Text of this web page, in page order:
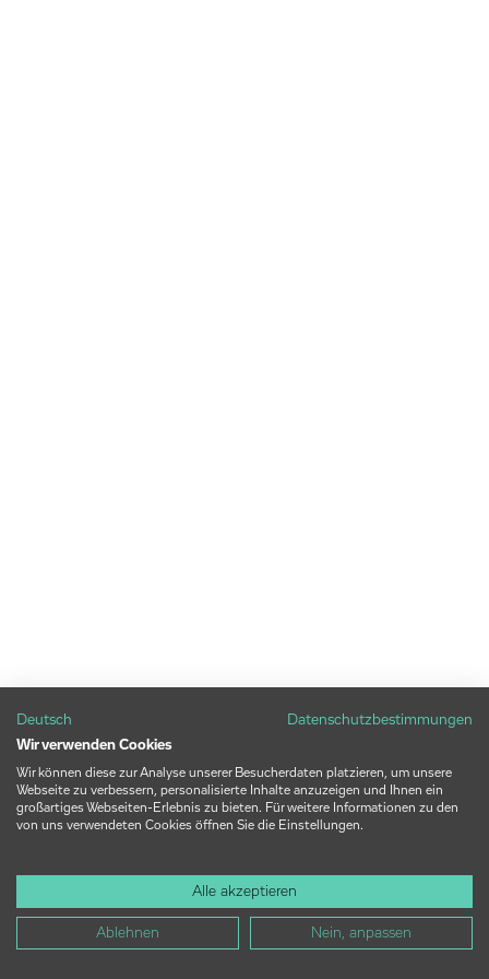
Deutsch
Datenschutzbestimmungen
Wir verwenden Cookies
Wir können diese zur Analyse unserer Besucherdaten platzieren, um unsere
Webseite zu verbessern, personalisierte Inhalte anzuzeigen und Ihnen ein
großartiges Webseiten-Erlebnis zu bieten. Für weitere Informationen zu den
von uns verwendeten Cookies öffnen Sie die Einstellungen.
Alle akzeptieren
Ablehnen Nein, anpassen